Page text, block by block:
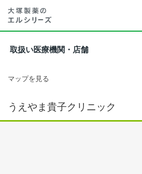
取扱い医療機関・店舗
マップを見る
うえやま貴子クリニック